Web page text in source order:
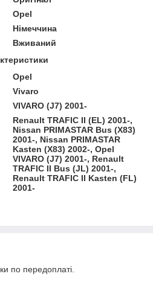
Opel
Німеччина
Вживаний
Opel
Vivaro
VIVARO (J7) 2001-
Renault TRAFIC II (EL) 2001-,
Nissan PRIMASTAR Bus (X83)
2001-, Nissan PRIMASTAR
Kasten (X83) 2002-, Opel
VIVARO (J7) 2001-, Renault
TRAFIC II Bus (JL) 2001-,
Renault TRAFIC II Kasten (FL)
2001-
по передоплаті.